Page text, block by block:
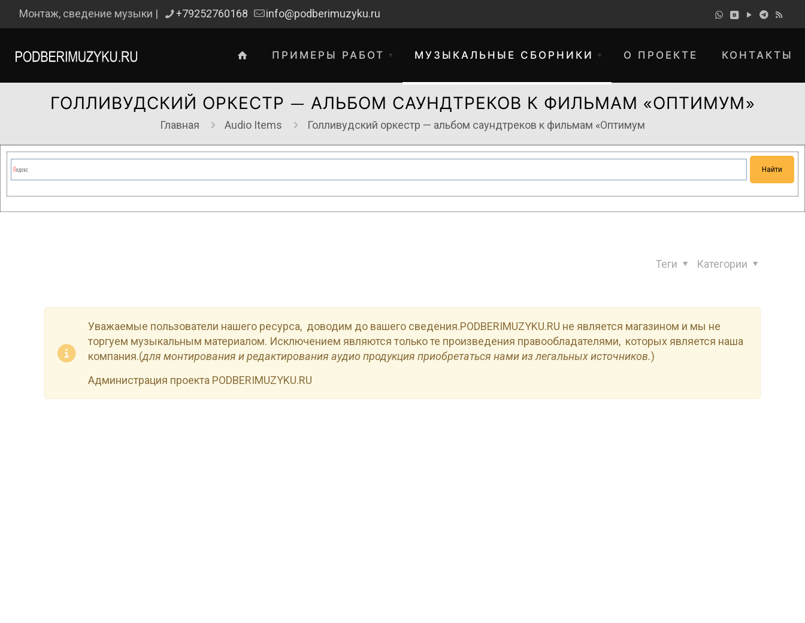
Монтаж, сведение музыки | +79252760168 info@podberimuzyku.ru
ПРИМЕРЫ РАБОТ МУЗЫКАЛЬНЫЕ СБОРНИКИ О ПРОЕКТЕ КОНТАКТЫ
ГОЛЛИВУДСКИЙ ОРКЕСТР — АЛЬБОМ САУНДТРЕКОВ К ФИЛЬМАМ «ОПТИМУМ»
Главная Audio Items Голливудский оркестр — альбом саундтреков к фильмам «Оптимум
Категории
Теги
Уважаемые пользователи нашего ресурса, доводим до вашего сведения.PODBERIMUZYKU.RU не является магазином и мы не
торгуем музыкальным материалом. Исключением являются только те произведения правообладателями, которых является наша
компания.(для монтирования и редактирования аудио продукция приобретаться нами из легальных источников.)
Администрация проекта PODBERIMUZYKU.RU